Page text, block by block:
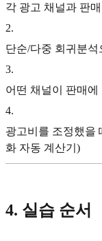
각 광고 채널과 판매
2.
단순/다중 회귀분
3.
어떤 채널이 판매
4.
광고비를 조정했을
화 자동 계산기)
4. 실습 순서